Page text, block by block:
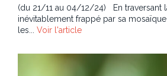
(du 21/11 au 04/12/24) En traversant
inévitablement frappé par sa
les... Voir l'article